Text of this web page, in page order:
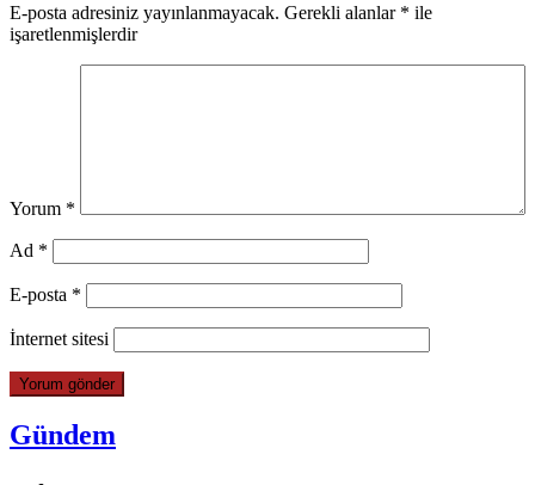
E-posta adresiniz yayınlanmayacak. Gerekli alanlar * ile
işaretlenmişlerdir
Yorum *
Ad *
E-posta *
İnternet sitesi
Gündem